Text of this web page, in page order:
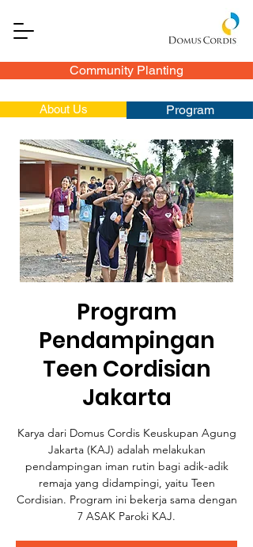
Community Planting
About Us Program
Program
Pendampingan
Teen Cordisian
Jakarta
Karya dari Domus Cordis Keuskupan Agung
Jakarta (KAJ) adalah melakukan
pendampingan iman rutin bagi adik-adik
remaja yang didampingi, yaitu Teen
Cordisian. Program ini bekerja sama dengan
7 ASAK Paroki KAJ.